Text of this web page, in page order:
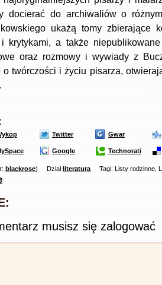
docierać do archiwaliów o
ukażą tomy zbierające
krytykami, a także
oraz rozmowy i wywiady z
o twórczości i życiu pisarza,
Twitter Gwar
Google Technorati
blackrose) Działliteratura Tagi: Listy rodzinne,
musisz się zalogować